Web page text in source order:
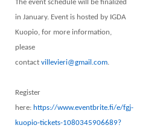
The event schedule will be finalized
in January. Event is hosted by IGDA
Kuopio, for more information,
please
contact villevieri@gmail.com.
Register
here: https://www.eventbrite.fi/e/fgj-
kuopio-tickets-1080345906689?